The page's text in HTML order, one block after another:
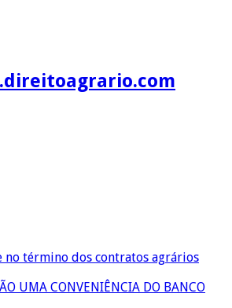
término dos contratos agrários
UMA CONVENIÊNCIA DO BANCO